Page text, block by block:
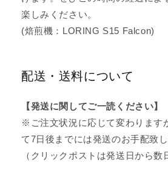
楽しみください。
(焙煎機：LORING S15 Falcon)
配送・送料について
【発送に関してご一読ください】
※ご注文状況に応じて変わります
て7日後までには発送のお手配致し
（クリックポストは発送日から数